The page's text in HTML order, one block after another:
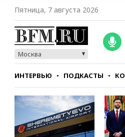
Пятница, 7 августа 2026
Москва
ИНТЕРВЬЮ ПОДКАСТЫ
СТИЛЬ ТЕСТЫ